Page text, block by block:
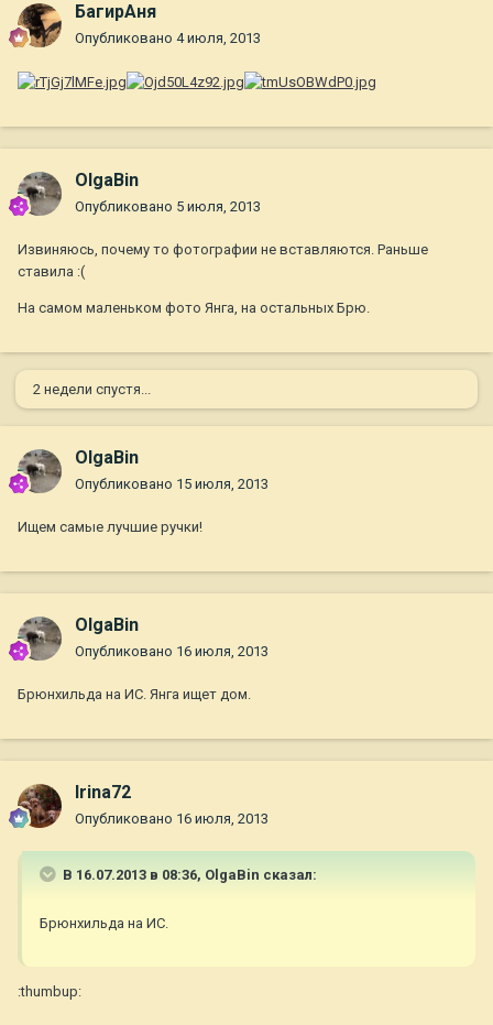
БагирАня
Опубликовано 4 июля, 2013
OlgaBin
Опубликовано 5 июля, 2013
Извиняюсь, почему то фотографии не вставляются. Раньше
ставила :(
На самом маленьком фото Янга, на остальных Брю.
2 недели спустя...
OlgaBin
Опубликовано 15 июля, 2013
Ищем самые лучшие ручки!
OlgaBin
Опубликовано 16 июля, 2013
Брюнхильда на ИС. Янга ищет дом.
Irina72
Опубликовано 16 июля, 2013
В 16.07.2013 в 08:36, OlgaBin сказал:
Брюнхильда на ИС.
:thumbup: